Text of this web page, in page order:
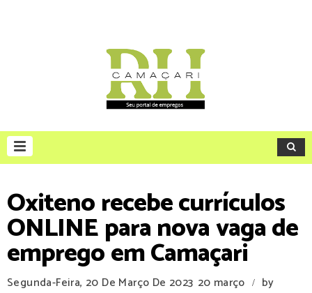
Oxiteno recebe currículos
ONLINE para nova vaga de
emprego em Camaçari
Segunda-Feira, 20 De Março De 2023 20 março /
by